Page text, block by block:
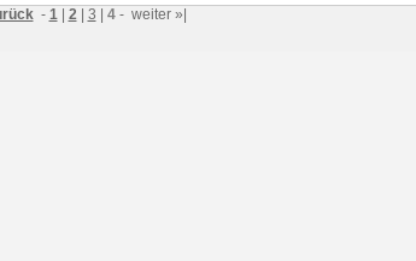
- 1| 2| 3 4- weiter »|